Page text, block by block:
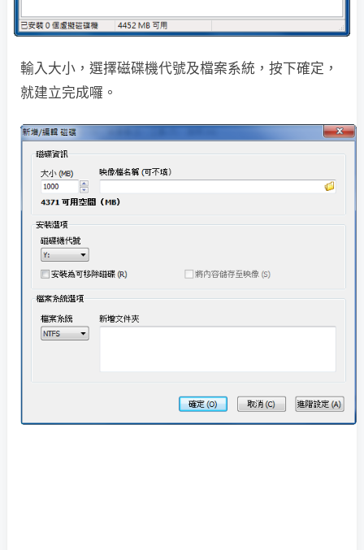
輸入大小，選擇磁碟機代號及檔案系統，按下確定，
就建立完成囉。